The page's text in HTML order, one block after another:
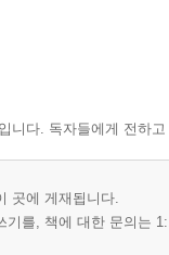
니다. 독자들에게 전하
곳에 게재됩니다.
기를, 책에 대한 문의는